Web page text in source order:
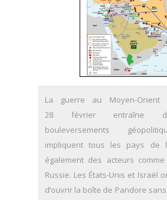
La guerre au Moyen-Orient
28 février entraîne
bouleversements
impliquent tous les pays de
également des acteurs
Russie. Les États-Unis et Israël
d’ouvrir la boîte de Pandore